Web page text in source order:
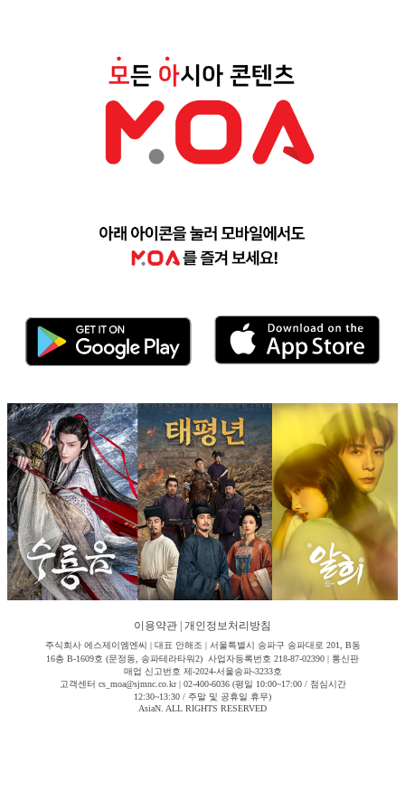
이용약관 개인정보처리방침
주식회사 에스제이엠엔씨 | 대표 안해조 | 서울특별시 송파구 송파대로 201, B동
16층 B-1609호 (문정동, 송파테라타워2) 사업자등록번호 218-87-02390 | 통신판
매업 신고번호 제-2024-서울송파-3233호
고객센터 cs_moa@sjmnc.co.kr | 02-400-6036 (평일 10:00~17:00 / 점심시간
12:30~13:30 / 주말 및 공휴일 휴무)
AsiaN. ALL RIGHTS RESERVED